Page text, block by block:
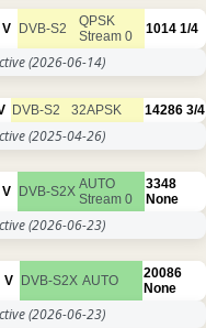
V DVB-S2
QPSK
Stream 0
1014 1/4
(2026-06-14)
DVB-S2 32APSK 14286 3/4
(2025-04-26)
V DVB-S2X AUTO
Stream 0
3348
None
(2026-06-23)
V DVB-S2X AUTO
20086
None
(2026-06-23)